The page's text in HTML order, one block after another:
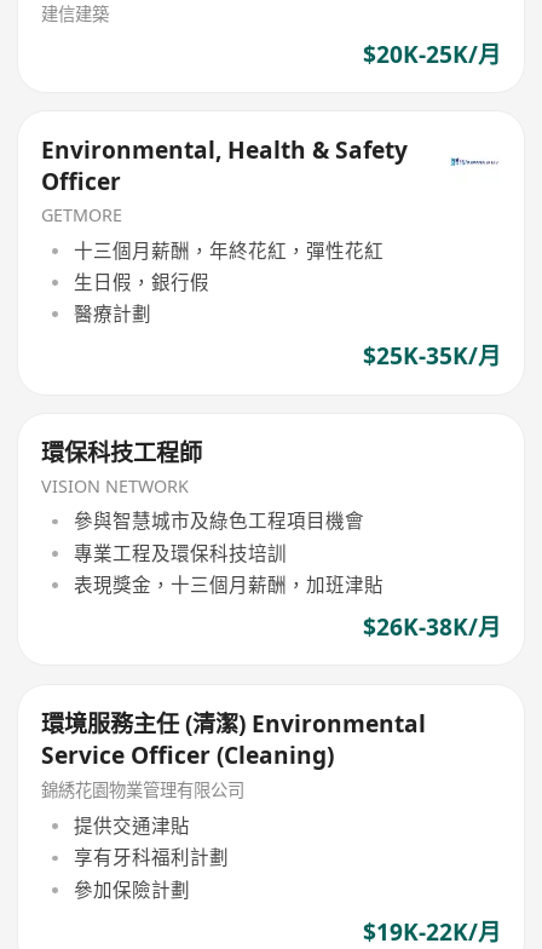
建信建築
$20K-25K/月
Environmental, Health & Safety
Officer
GETMORE
十三個月薪酬，年終花紅，彈性花紅
生日假，銀行假
醫療計劃
$25K-35K/月
環保科技工程師
VISION NETWORK
參與智慧城市及綠色工程項目機會
專業工程及環保科技培訓
表現獎金，十三個月薪酬，加班津貼
$26K-38K/月
環境服務主任 (清潔) Environmental
Service Officer (Cleaning)
錦綉花園物業管理有限公司
提供交通津貼
享有牙科福利計劃
參加保險計劃
$19K-22K/月